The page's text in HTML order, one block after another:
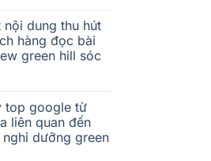
nội dung thu hút
hàng đọc bài
green hill sóc
top google từ
liên quan đến
nghỉ dưỡng green